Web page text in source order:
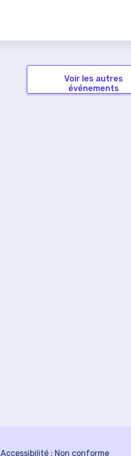
Voir les autres
événements
Accessibilité : Non conforme